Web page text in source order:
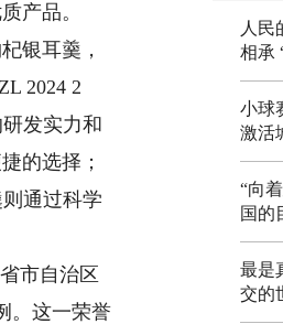
产品。
银耳羹，
2024 2
发实力和
的选择；
通过科学
市自治区
。这一荣誉
人民
相承
小球
激活
“向
国的
最是
交的